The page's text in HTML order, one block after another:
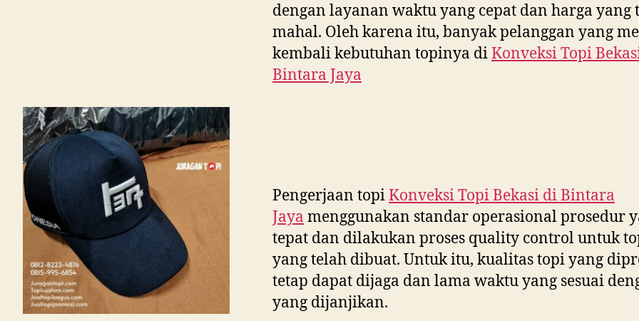
dengan layanan waktu yang cepat dan harga yang
mahal. Oleh karena itu, banyak pelanggan yang
kembali kebutuhan topinya diKonveksi Topi
Bintara Jaya
Pengerjaan topiKonveksi Topi Bekasi diBintara
Jaya menggunakan standar operasional prosedur
tepat dan dilakukan proses quality control untuk
yang telah dibuat. Untuk itu, kualitas topi yang
tetap dapat dijaga dan lama waktu yang sesuai
yang dijanjikan.